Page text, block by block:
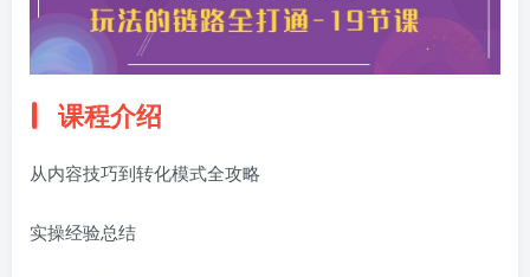
课程介绍
从内容技巧到转化模式全攻略
实操经验总结